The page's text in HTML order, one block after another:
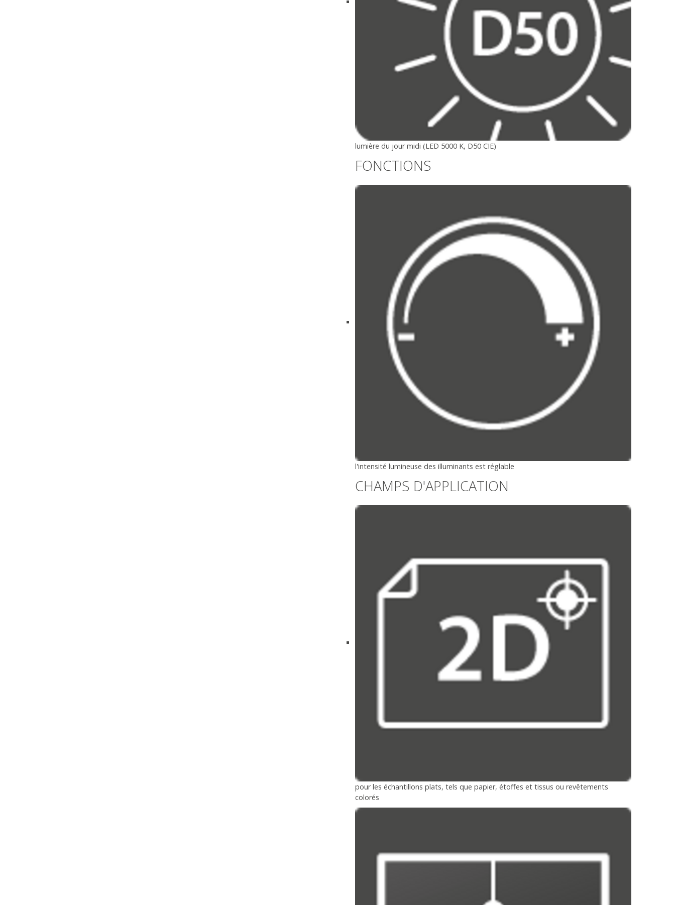
lumière du jour midi (LED 5000 K, D50 CIE)
FONCTIONS
l'intensité lumineuse des illuminants est réglable
CHAMPS D'APPLICATION
pour les échantillons plats, tels que papier, étoffes et tissus ou revêtements
colorés